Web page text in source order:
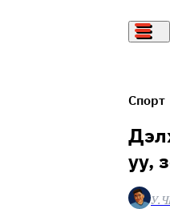
Спорт
уу,